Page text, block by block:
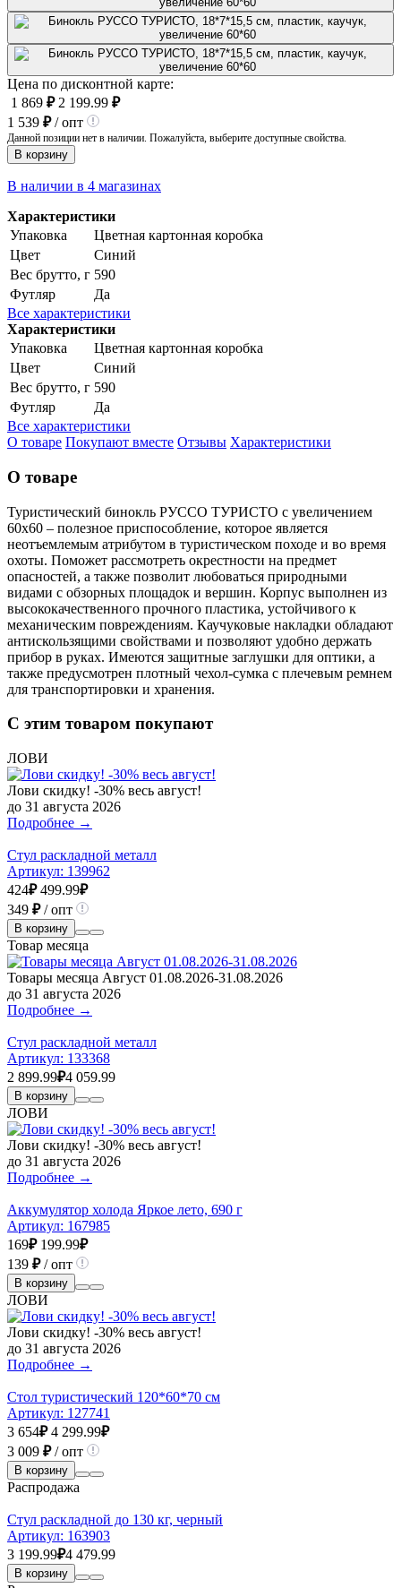
Цена по дисконтной карте:
1 869 ₽ 2 199.99 ₽
1 539 ₽/ опт
Данной позиции нет в наличии. Пожалуйста, выберите доступные свойства.
В корзину
В наличии в 4 магазинах
Характеристики
Упаковка
Цветная картонная коробка
Цвет
Синий
Вес брутто, г 590
Футляр
Да
Все характеристики
Характеристики
Упаковка
Цветная картонная коробка
Цвет
Синий
Вес брутто, г 590
Футляр
Да
Все характеристики
О товаре Покупают вместе Отзывы Характеристики
О товаре
Туристический бинокль РУССО ТУРИСТО с увеличением
60х60 – полезное приспособление, которое является
неотъемлемым атрибутом в туристическом походе и во время
охоты. Поможет рассмотреть окрестности на предмет
опасностей, а также позволит любоваться природными
видами с обзорных площадок и вершин. Корпус выполнен из
высококачественного прочного пластика, устойчивого к
механическим повреждениям. Каучуковые накладки обладают
антискользящими свойствами и позволяют удобно держать
прибор в руках. Имеются защитные заглушки для оптики, а
также предусмотрен плотный чехол-сумка с плечевым ремнем
для транспортировки и хранения.
С этим товаром покупают
ЛОВИ
Лови скидку! -30% весь август!
до 31 августа 2026
Подробнее →
Стул раскладной металл
Артикул: 139962
424₽ 499.99₽
349 ₽/ опт
В корзину
Товар месяца
Товары месяца Август 01.08.2026-31.08.2026
до 31 августа 2026
Подробнее →
Стул раскладной металл
Артикул: 133368
2 899.99₽4 059.99
В корзину
ЛОВИ
Лови скидку! -30% весь август!
до 31 августа 2026
Подробнее →
Аккумулятор холода Яркое лето, 690 г
Артикул: 167985
169₽ 199.99₽
139 ₽/ опт
В корзину
ЛОВИ
Лови скидку! -30% весь август!
до 31 августа 2026
Подробнее →
Стол туристический 120*60*70 см
Артикул: 127741
3 654₽ 4 299.99₽
3 009 ₽/ опт
В корзину
Распродажа
Стул раскладной до 130 кг, черный
Артикул: 163903
3 199.99₽4 479.99
В корзину